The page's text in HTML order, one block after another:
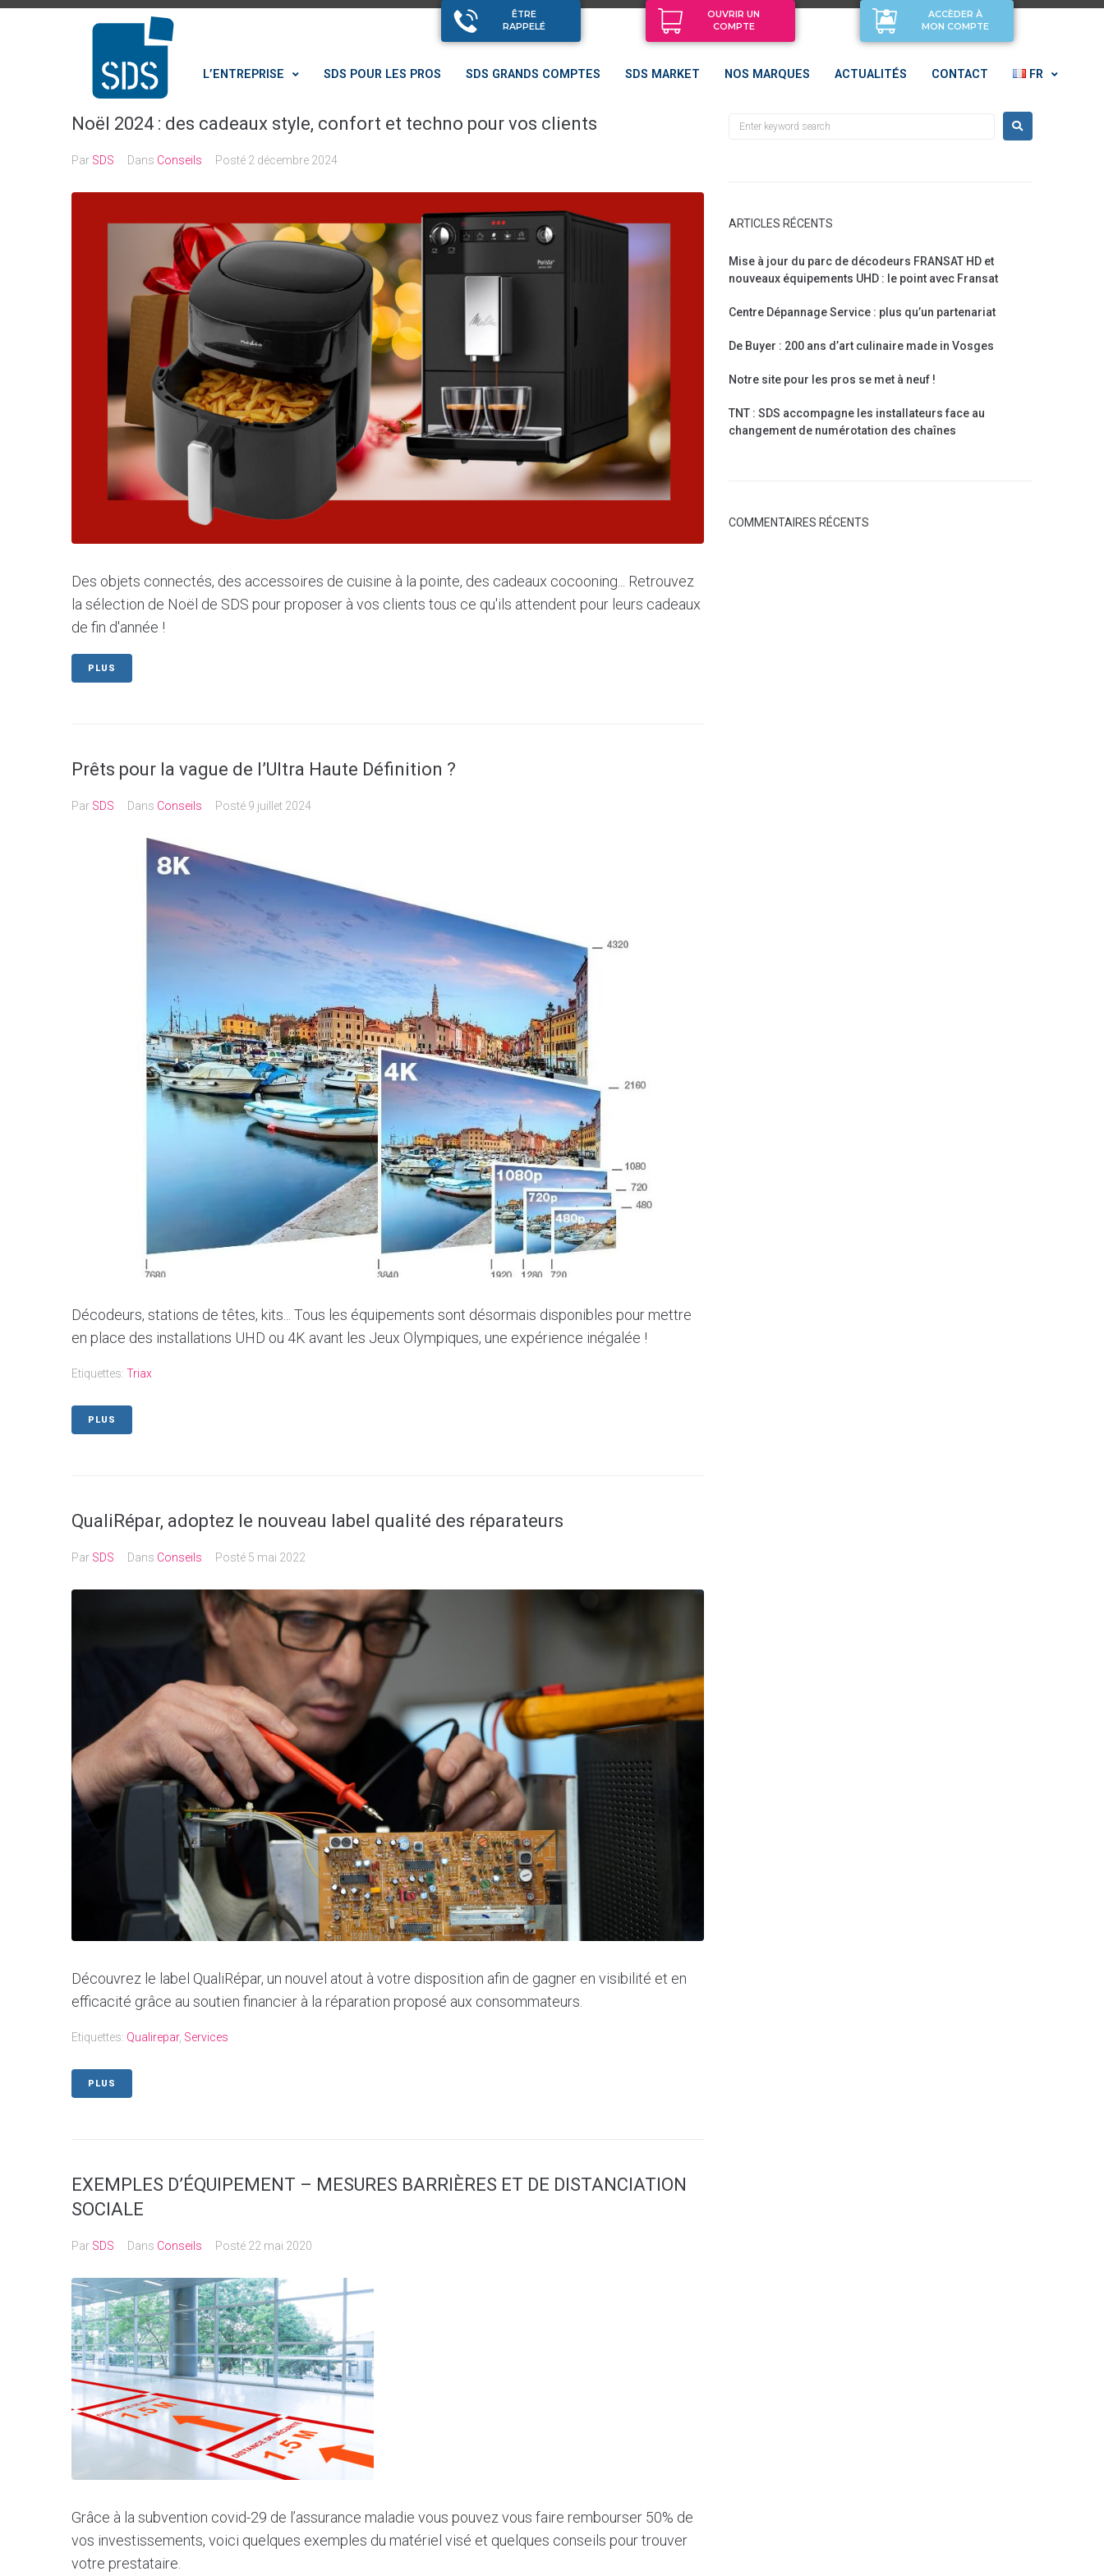
ÊTRE
RAPPELÉ
OUVRIR UN
COMPTE
ACCÈDER À
MON COMPTE
L’ENTREPRISE SDS POUR LES PROS SDS GRANDS COMPTES SDS MARKET NOS MARQUES ACTUALITÉS CONTACT FR
Noël 2024 : des cadeaux style, confort et techno pour vos clients
Par SDS Dans Conseils Posté 2 décembre 2024
Des objets connectés, des accessoires de cuisine à la pointe, des cadeaux cocooning... Retrouvez
la sélection de Noël de SDS pour proposer à vos clients tous ce qu'ils attendent pour leurs cadeaux
de fin d'année !
PLUS
Prêts pour la vague de l’Ultra Haute Définition ?
Par SDS Dans Conseils Posté 9 juillet 2024
Décodeurs, stations de têtes, kits... Tous les équipements sont désormais disponibles pour mettre
en place des installations UHD ou 4K avant les Jeux Olympiques, une expérience inégalée !
Etiquettes: Triax
PLUS
QualiRépar, adoptez le nouveau label qualité des réparateurs
Par SDS Dans Conseils Posté 5 mai 2022
Découvrez le label QualiRépar, un nouvel atout à votre disposition afin de gagner en visibilité et en
efficacité grâce au soutien financier à la réparation proposé aux consommateurs.
Etiquettes: Qualirepar, Services
PLUS
EXEMPLES D’ÉQUIPEMENT – MESURES BARRIÈRES ET DE DISTANCIATION
SOCIALE
Par SDS Dans Conseils Posté 22 mai 2020
Grâce à la subvention covid-29 de l’assurance maladie vous pouvez vous faire rembourser 50% de
vos investissements, voici quelques exemples du matériel visé et quelques conseils pour trouver
votre prestataire.
ARTICLES RÉCENTS
Mise à jour du parc de décodeurs FRANSAT HD et
nouveaux équipements UHD : le point avec Fransat
Centre Dépannage Service : plus qu’un partenariat
De Buyer : 200 ans d’art culinaire made in Vosges
Notre site pour les pros se met à neuf !
TNT : SDS accompagne les installateurs face au
changement de numérotation des chaînes
COMMENTAIRES RÉCENTS